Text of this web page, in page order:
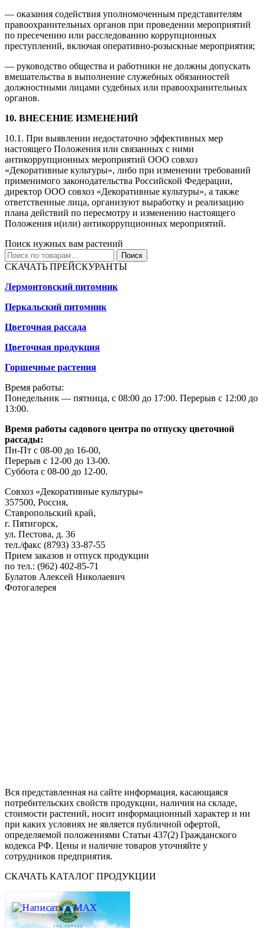
— оказания содействия уполномоченным представителям
правоохранительных органов при проведении мероприятий
по пресечению или расследованию коррупционных
преступлений, включая оперативно-розыскные мероприятия;
— руководство общества и работники не должны допускать
вмешательства в выполнение служебных обязанностей
должностными лицами судебных или правоохранительных
органов.
10. ВНЕСЕНИЕ ИЗМЕНЕНИЙ
10.1. При выявлении недостаточно эффективных мер
настоящего Положения или связанных с ними
антикоррупционных мероприятий ООО совхоз
«Декоративные культуры», либо при изменении требований
применимого законодательства Российской Федерации,
директор ООО совхоз «Декоративные культуры», а также
ответственные лица, организуют выработку и реализацию
плана действий по пересмотру и изменению настоящего
Положения и(или) антикоррупционных мероприятий.
Поиск нужных вам растений
Искать:
Поиск
СКАЧАТЬ ПРЕЙСКУРАНТЫ
Лермонтовский питомник
Перкальский питомник
Цветочная рассада
Цветочная продукция
Горшечные растения
Время работы:
Понедельник — пятница, с 08:00 до 17:00. Перерыв с 12:00 до
13:00.
Время работы садового центра по отпуску цветочной
рассады:
Пн-Пт с 08-00 до 16-00,
Перерыв с 12-00 до 13-00.
Суббота с 08-00 до 12-00.
Совхоз «Декоративные культуры»
357500, Россия,
Ставропольский край,
г. Пятигорск,
ул. Пестова, д. 36
тел./факс (8793) 33-87-55
Прием заказов и отпуск продукции
по тел.: (962) 402-85-71
Булатов Алексей Николаевич
Фотогалерея
Вся представленная на сайте информация, касающаяся
потребительских свойств продукции, наличия на складе,
стоимости растений, носит информационный характер и ни
при каких условиях не является публичной офертой,
определяемой положениями Статьи 437(2) Гражданского
кодекса РФ. Цены и наличие товаров уточняйте у
сотрудников предприятия.
СКАЧАТЬ КАТАЛОГ ПРОДУКЦИИ